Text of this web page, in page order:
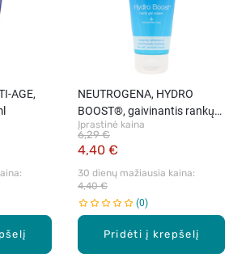
AGE,
Pridėti į krepšelį
NEUTROGENA, HYDRO
BOOST®, gaivinantis rankų
kremas-gelis, 75 ml
Įprastinė kaina
4,40 €
6,29 €
30 dienų mažiausia kaina:
4,40 €
0